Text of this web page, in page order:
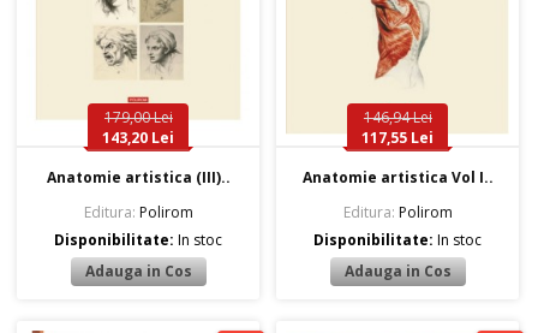
179,00 Lei
143,20 Lei
Anatomie artistica (III)..
Editura: Polirom
Disponibilitate:In stoc
146,94 Lei
117,55 Lei
Anatomie artistica Vol I..
Editura: Polirom
Disponibilitate:In stoc